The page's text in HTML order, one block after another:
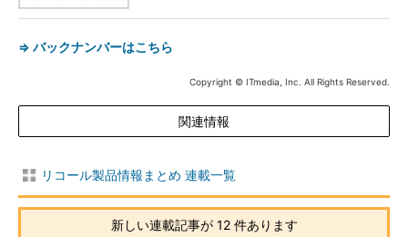
⇒ バックナンバーはこちら
Copyright © ITmedia, Inc. All Rights Reserved.
関連情報
リコール製品情報まとめ 連載一覧
新しい連載記事が 12 件あります